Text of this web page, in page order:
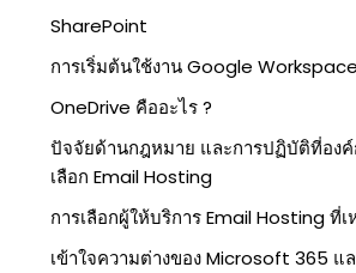
SharePoint
การเริ่มต้นใช้งาน Google
OneDrive คืออะไร ?
ปัจจัยด้านกฎหมาย และการปฏิบัติที่อง
เลือก Email Hosting
การเลือกผู้ให้บริการ Email Hosting ที่
เข้าใจความต่างของ Microsoft 365 แ